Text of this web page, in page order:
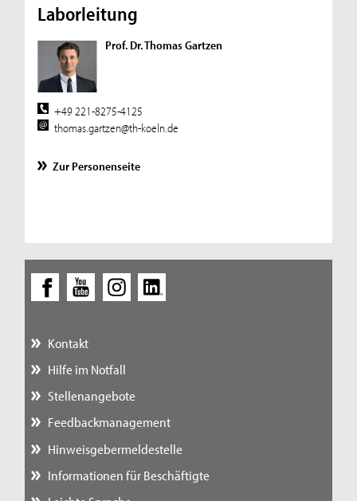
Laborleitung
Prof. Dr. Thomas Gartzen
+49 221-8275-4125
thomas.gartzen@th-koeln.de
Zur Personenseite
Kontakt
Hilfe im Notfall
Stellenangebote
Feedbackmanagement
Hinweisgebermeldestelle
Informationen für Beschäftigte